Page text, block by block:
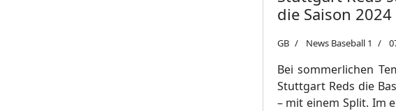
die Saison 2024
GB News Baseball 1
Bei sommerlichen
Stuttgart Reds die
– mit einem Split. Im